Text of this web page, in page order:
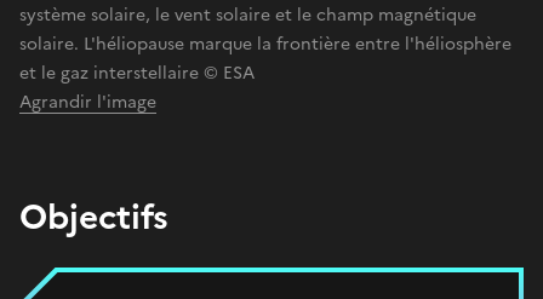
système solaire, le vent solaire et le champ magnétique
solaire. L'héliopause marque la frontière entre l'héliosphère
et le gaz interstellaire © ESA
Agrandir l'image
Objectifs